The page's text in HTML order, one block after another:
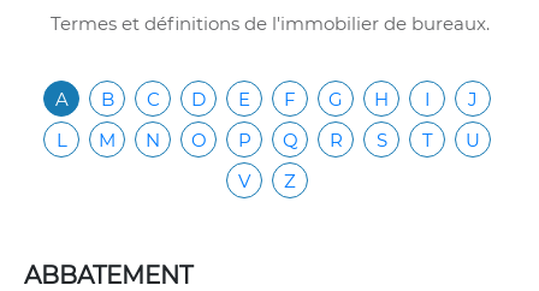
Termes et définitions de l'immobilier de bureaux.
A B C D E F G H I
J
L
M N O P Q R S T
U
V
Z
ABBATEMENT